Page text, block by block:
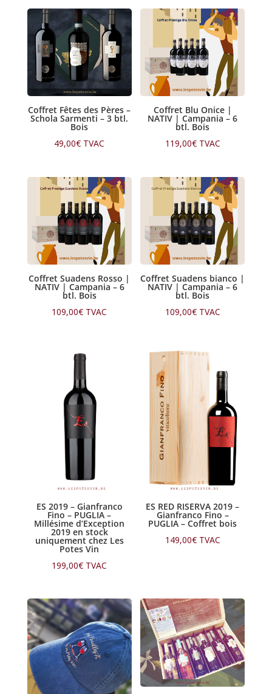
Coffret Fêtes des Pères –
Schola Sarmenti – 3 btl.
Bois
49,00€ TVAC
Coffret Blu Onice |
NATIV | Campania – 6
btl. Bois
119,00€ TVAC
Coffret Suadens Rosso |
NATIV | Campania – 6
btl. Bois
109,00€ TVAC
Coffret Suadens bianco |
NATIV | Campania – 6
btl. Bois
109,00€ TVAC
ES 2019 – Gianfranco
Fino – PUGLIA –
Millésime d’Exception
2019 en stock
uniquement chez Les
Potes Vin
199,00€ TVAC
ES RED RISERVA 2019 –
Gianfranco Fino –
PUGLIA – Coffret bois
149,00€ TVAC